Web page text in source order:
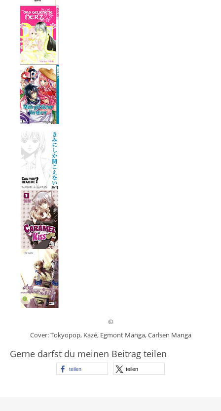
©
Cover: Tokyopop, Kazé, Egmont Manga, Carlsen Manga
Gerne darfst du meinen Beitrag teilen
teilen teilen